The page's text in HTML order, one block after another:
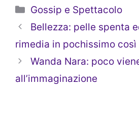
Categorie
Gossip e Spettacolo
Bellezza: pelle spenta
rimedia in pochissimo così
Wanda Nara: poco
all’immaginazione